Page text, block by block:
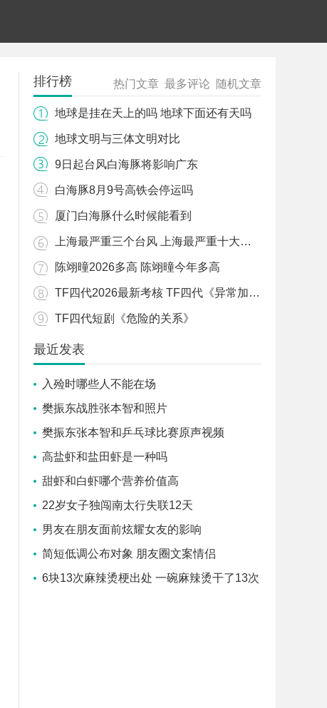
排行榜 热门文章 最多评论 随机文章
地球是挂在天上的吗 地球下面还有天吗
地球文明与三体文明对比
9日起台风白海豚将影响广东
白海豚8月9号高铁会停运吗
厦门白海豚什么时候能看到
上海最严重三个台风 上海最严重十大台风
陈翊曈2026多高 陈翊曈今年多高
TF四代2026最新考核 TF四代《异常加载中》MV预告
TF四代短剧《危险的关系》
最近发表
入殓时哪些人不能在场
樊振东战胜张本智和照片
樊振东张本智和乒乓球比赛原声视频
高盐虾和盐田虾是一种吗
甜虾和白虾哪个营养价值高
22岁女子独闯南太行失联12天
男友在朋友面前炫耀女友的影响
简短低调公布对象 朋友圈文案情侣
6块13次麻辣烫梗出处 一碗麻辣烫干了13次